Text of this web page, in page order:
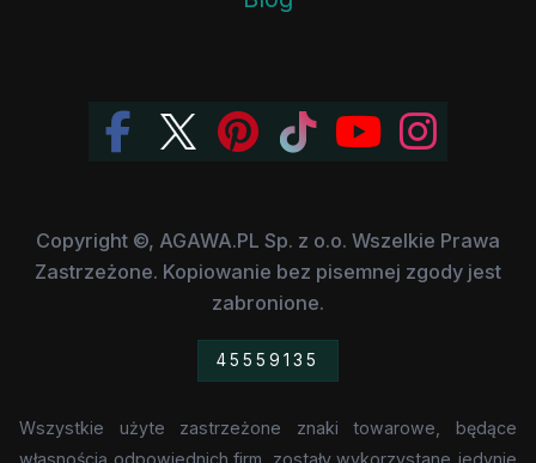
Copyright ©, AGAWA.PL Sp. z o.o. Wszelkie Prawa
Zastrzeżone. Kopiowanie bez pisemnej zgody jest
zabronione.
45559135
Wszystkie użyte zastrzeżone znaki towarowe, będące